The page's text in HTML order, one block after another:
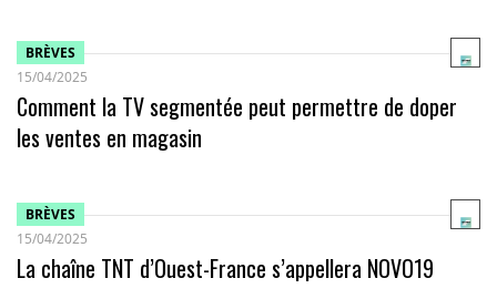
BRÈVES
15/04/2025
Comment la TV segmentée peut permettre de doper
les ventes en magasin
BRÈVES
15/04/2025
La chaîne TNT d’Ouest-France s’appellera NOVO19